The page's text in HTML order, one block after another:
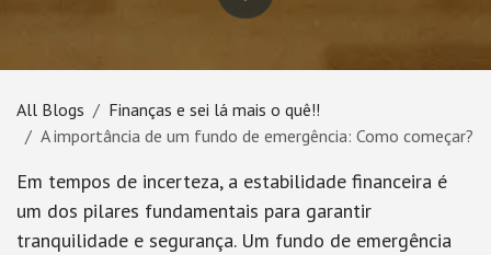
All Blogs
Finanças e sei lá mais o quê!!
A importância de um fundo de emergência: Como começar?
Em tempos de incerteza, a estabilidade financeira é
um dos pilares fundamentais para garantir
tranquilidade e segurança. Um fundo de emergência